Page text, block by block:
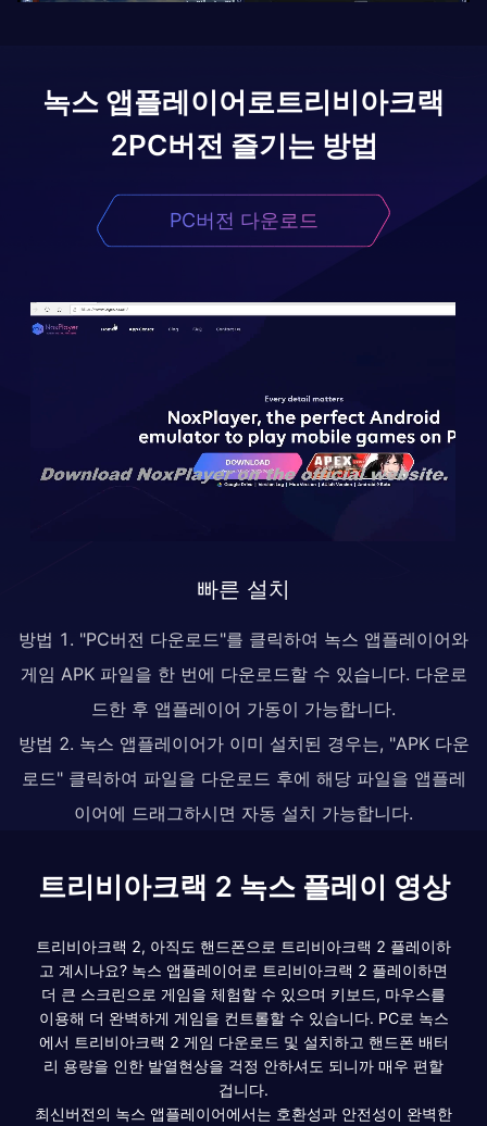
녹스 앱플레이어로트리비아크랙
2PC버전 즐기는 방법
PC버전 다운로드
빠른 설치
방법 1. "PC버전 다운로드"를 클릭하여 녹스 앱플레이어와
게임 APK 파일을 한 번에 다운로드할 수 있습니다. 다운로
드한 후 앱플레이어 가동이 가능합니다.
방법 2. 녹스 앱플레이어가 이미 설치된 경우는, "APK 다운
로드" 클릭하여 파일을 다운로드 후에 해당 파일을 앱플레
이어에 드래그하시면 자동 설치 가능합니다.
트리비아크랙 2 녹스 플레이 영상
트리비아크랙 2, 아직도 핸드폰으로 트리비아크랙 2 플레이하
고 계시나요? 녹스 앱플레이어로 트리비아크랙 2 플레이하면
더 큰 스크린으로 게임을 체험할 수 있으며 키보드, 마우스를
이용해 더 완벽하게 게임을 컨트롤할 수 있습니다. PC로 녹스
에서 트리비아크랙 2 게임 다운로드 및 설치하고 핸드폰 배터
리 용량을 인한 발열현상을 걱정 안하셔도 되니까 매우 편할
겁니다.
최신버전의 녹스 앱플레이어에서는 호환성과 안전성이 완벽한